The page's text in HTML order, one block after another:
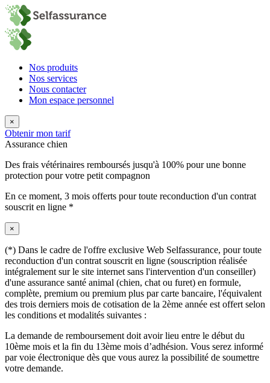
Nos produits
Nos services
Nous contacter
Mon espace personnel
×
Obtenir mon tarif
Assurance chien
Des frais vétérinaires remboursés jusqu'à 100% pour une bonne
protection pour votre petit compagnon
En ce moment, 3 mois offerts pour toute reconduction d'un contrat
souscrit en ligne *
×
(*) Dans le cadre de l'offre exclusive Web Selfassurance, pour toute
reconduction d'un contrat souscrit en ligne (souscription réalisée
intégralement sur le site internet sans l'intervention d'un conseiller)
d'une assurance santé animal (chien, chat ou furet) en formule,
complète, premium ou premium plus par carte bancaire, l'équivalent
des trois derniers mois de cotisation de la 2ème année est offert selon
les conditions et modalités suivantes :
La demande de remboursement doit avoir lieu entre le début du
10ème mois et la fin du 13ème mois d’adhésion. Vous serez informé
par voie électronique dès que vous aurez la possibilité de soumettre
votre demande.